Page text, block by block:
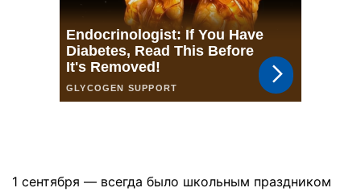
1 сентября — всегда было школьным праздником